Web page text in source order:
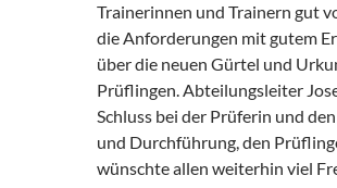
Trainerinnen und Trainern gut
die Anforderungen mit gutem
über die neuen Gürtel und
Prüflingen. Abteilungsleiter
Schluss bei der Prüferin und
und Durchführung, den
wünschte allen weiterhin viel